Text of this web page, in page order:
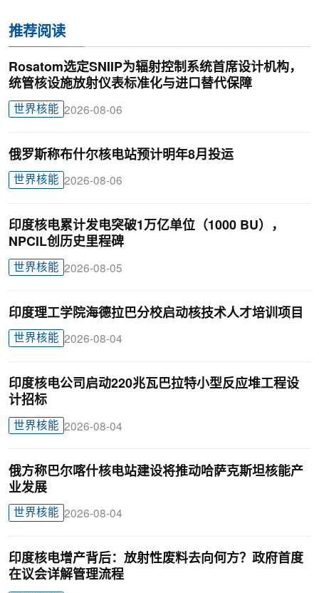
推荐阅读
Rosatom选定SNIIP为辐射控制系统首席设计机构，
统管核设施放射仪表标准化与进口替代保障
世界核能 2026-08-06
俄罗斯称布什尔核电站预计明年8月投运
世界核能 2026-08-06
印度核电累计发电突破1万亿单位（1000 BU），
NPCIL创历史里程碑
世界核能 2026-08-05
印度理工学院海德拉巴分校启动核技术人才培训项目
世界核能 2026-08-04
印度核电公司启动220兆瓦巴拉特小型反应堆工程设
计招标
世界核能 2026-08-04
俄方称巴尔喀什核电站建设将推动哈萨克斯坦核能产
业发展
世界核能 2026-08-04
印度核电增产背后：放射性废料去向何方？政府首度
在议会详解管理流程